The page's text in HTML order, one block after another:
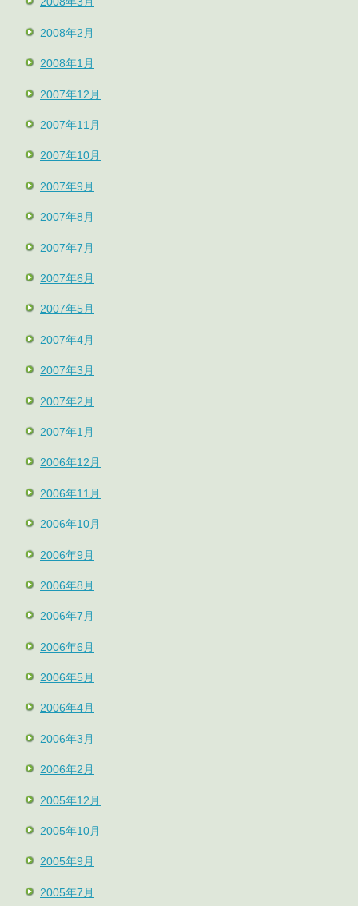
2008年2月
2008年1月
2007年12月
2007年11月
2007年10月
2007年9月
2007年8月
2007年7月
2007年6月
2007年5月
2007年4月
2007年3月
2007年2月
2007年1月
2006年12月
2006年11月
2006年10月
2006年9月
2006年8月
2006年7月
2006年6月
2006年5月
2006年4月
2006年3月
2006年2月
2005年12月
2005年10月
2005年9月
2005年7月